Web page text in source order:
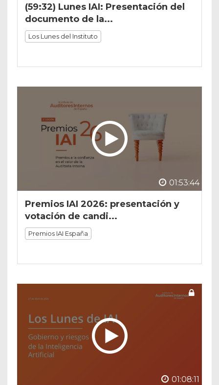
(59:32) Lunes IAI: Presentación del
documento de la...
Los Lunes del Instituto
01:53:44
Premios IAI 2026: presentación y
votación de candi...
Premios IAI España
01:08:11